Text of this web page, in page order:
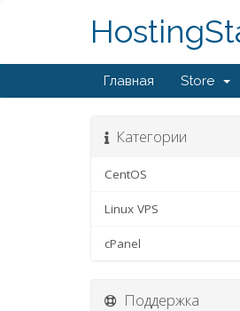
Главная Store
Категории
CentOS
Linux VPS
cPanel
Поддержка